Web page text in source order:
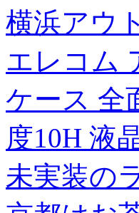
横浜アウ
エレコム
ケース 全
度10H 液
未実装の